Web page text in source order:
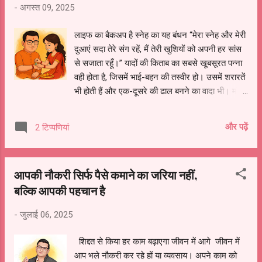
घटनाएं बीत जाती हैं, लोग दूर हो जाते हैं, शब्द खो जाते हैं…
पर जो भावना आहत हुई होती है, जो फांस मन में चुभ जाती
है, वह रह जाती है। वही फांस, जो हर आत्मसंवाद में फिर से
चुभती है। हममें से कई लोग अपनी खुशियों क...
- अगस्त 09, 2025
लाइफ का बैकअप है स्नेह का यह बंधन “मेरा स्नेह और मेरी
दुआएं सदा तेरे संग रहें, मैं तेरी खुशियों को अपनी हर सांस
से सजाता रहूँ।” यादों की किताब का सबसे खूबसूरत पन्ना
वही होता है, जिसमें भाई-बहन की तस्वीर हो। उसमें शरारतें
भी होती हैं और एक-दूसरे की ढाल बनने का वादा भी। माँ
सबसे सच्चे दोस्त हैं। वो बहन, जो पापा की डांट से पहले
भाई को बचा ले, और भाई, जो बहन की हर उलझन बिना
कहे सुलझा दे। जब बहन मुस्कुराती है, तो भाई का दिन
तो भाई दुनिया से लड़कर भी उसे हँसाने की वजह ढूंढ लाता
है। स्नेह के इन धागों से बुना यह रिश्ता हमारी ज़िंदगी का
गले लगाने पहुंचें। तभी यह बंधन स्नेह, विश्वास और सुरक्षा
का सच्चा प्रतीक बनता है। आज की भागदौड़ भरी जिंदगी
2 टिप्पणियां और पढ़ें
आपकी नौकरी सिर्फ पैसे कमाने का जरिया नहीं,
बल्कि आपकी पहचान है
- जुलाई 06, 2025
शिद्दत से किया हर काम बढ़ाएगा जीवन में आगे जीवन में
आप भले नौकरी कर रहे हों या व्यवसाय। अपने काम को